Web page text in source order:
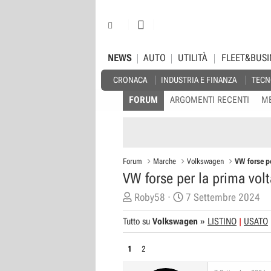
NEWS
CRONACA INDUSTRIA E FINANZA
AUTO UTILITÀ
FORUM ARGOMENTI RECENTI
Forum Marche Volkswagen VW forse
VW forse per la prima
C
r
e
Roby58
D
a
t
7 Settembre 2024
Tutto su Volkswagen » LISTINO USATO
1 2